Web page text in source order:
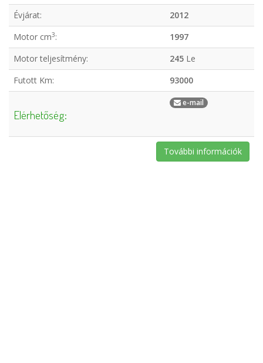
Évjárat:
2012
Motor cm3:
1997
Motor teljesítmény:
245 Le
Futott Km:
93000
Elérhetőség:
e-mail
További információk